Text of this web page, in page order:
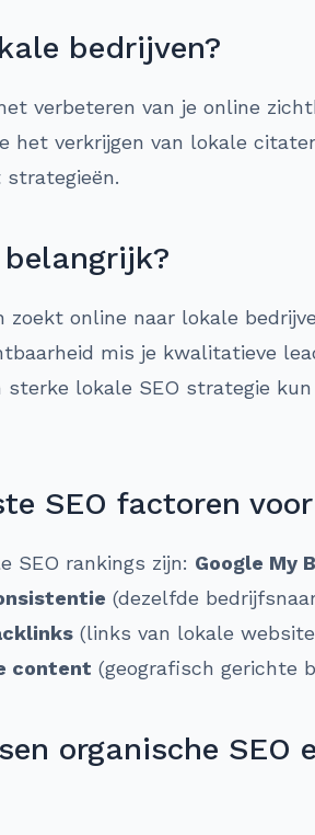
bedrijven?
verbeteren van je online
het verkrijgen van lokale
online naar lokale
mis je kwalitatieve
lokale SEO strategie
SEO factoren
SEO rankings zijn: Google My
(dezelfde
(links van lokale
content (geografisch gerichte
organische SEO